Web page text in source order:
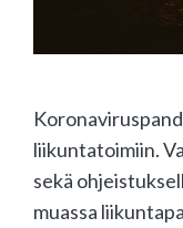
liikuntatoimiin.
sekä
muassa